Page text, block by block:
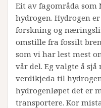
Eit av fagområda som
hydrogen. Hydrogen
forskning og
omstille fra fossilt
som vi har lest mest
vår del. Eg valgte å
verdikjeda til
hydrogenløpet det er
transportere. Kor